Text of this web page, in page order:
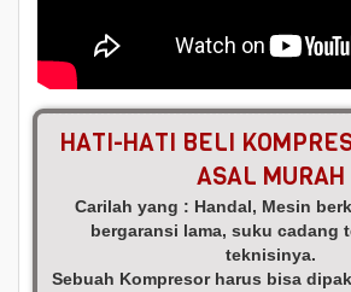
HATI-HATI BELI
ASAL MURAH
Carilah yang : Handal, Mesin
bergaransi lama, suku cadang
teknisinya.
Sebuah Kompresor harus bisa